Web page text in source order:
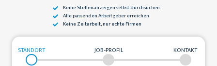
Keine Stellenanzeigenselbst durchsuchen
Alle passendenArbeitgeber erreichen
Keine Zeitarbeit,nur echte Firmen
STANDORT JOB-PROFIL KONTAKT